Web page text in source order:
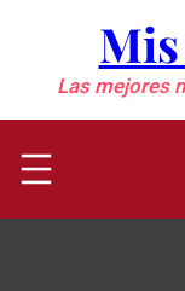
contenidoLas mejores